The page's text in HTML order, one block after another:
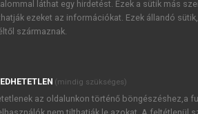
tudománytörténészek számára
mai tudomány életében is. Ők
vagy Einsteinig. A magyar
közötti nyelvzavarról vagy a
Emiatt is, de a
láthat egy hirdetést. Ezek a sütik más
ezeket az információkat. Ezek állandó
származnak.
(mindig szükséges)
az oldalunkon történő böngészéshez,a